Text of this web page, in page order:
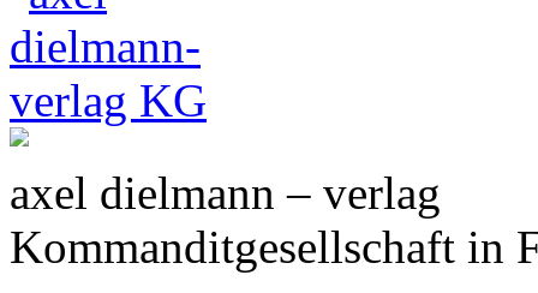
axel dielmann – verlag
Kommanditgesellschaft in